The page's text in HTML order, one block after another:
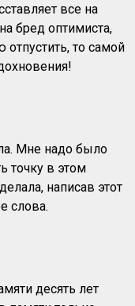
все на
бред оптимиста,
то самой
Мне надо было
точку в этом
написав этот
слова.
десять лет